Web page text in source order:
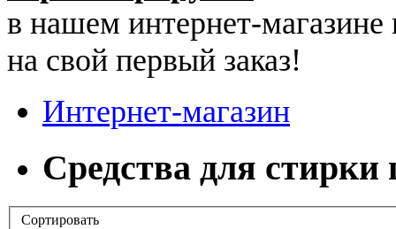
в нашем интернет-магазине
на свой первый заказ!
Интернет-магазин
Средства для стирки
Сортировать